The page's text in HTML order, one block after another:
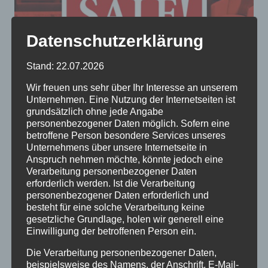
MÖBEL ROOS
ROOSartiges zum Sitzen,
Liegen und Schlafen
2021-07-08 Möbel Roos
mit kompetenter Fachberatung vor Ort.Wir
Datenschutzerklärung
Stand: 22.07.2026
Wir freuen uns sehr über Ihr Interesse an unserem
Unternehmen. Eine Nutzung der Internetseiten ist
grundsätzlich ohne jede Angabe
personenbezogener Daten möglich. Sofern eine
betroffene Person besondere Services unseres
Unternehmens über unsere Internetseite in
Anspruch nehmen möchte, könnte jedoch eine
Verarbeitung personenbezogener Daten
erforderlich werden. Ist die Verarbeitung
personenbezogener Daten erforderlich und
besteht für eine solche Verarbeitung keine
gesetzliche Grundlage, holen wir generell eine
Einwilligung der betroffenen Person ein.
Die Verarbeitung personenbezogener Daten,
beispielsweise des Namens, der Anschrift, E-Mail-